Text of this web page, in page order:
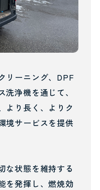
リーニング、DPF
浄機を通じて、
より長く、よりク
境サービスを提供
な状態を維持する
を発揮し、燃焼効